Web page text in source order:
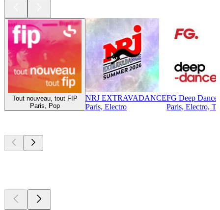
Tout nouveau, tout FIP
Paris, Pop
NRJ EXTRAVADANCE
Paris, Electro
FG Deep Dance
Paris, Electro,